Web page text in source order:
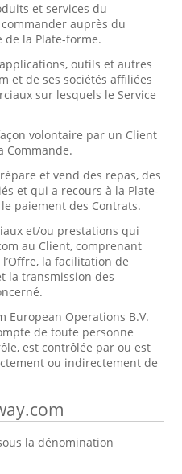
et services du
auprès du
de la Plate-forme.
outils et autres
et de ses sociétés affiliées
sur lesquels le Service
volontaire par un Client
Commande.
et vend des repas, des
et qui a recours à la Plate-
paiement des Contrats.
et/ou prestations qui
au Client, comprenant
la facilitation de
la transmission des
European Operations B.V.
de toute personne
est contrôlée par ou est
ou indirectement de
la dénomination